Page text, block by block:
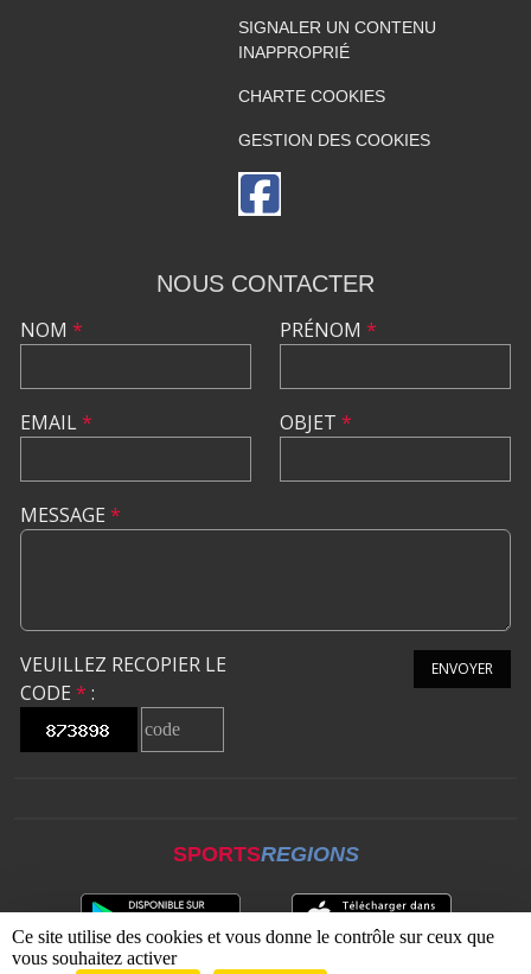
SIGNALER UN CONTENU
INAPPROPRIÉ
CHARTE COOKIES
GESTION DES COOKIES
NOUS CONTACTER
NOM *
EMAIL*
PRÉNOM *
OBJET *
MESSAGE *
VEUILLEZ RECOPIER LE
CODE * :
ENVOYER
SPORTSREGIONS
Ce site utilise des cookies et vous donne le contrôle sur ceux que
vous souhaitez activer